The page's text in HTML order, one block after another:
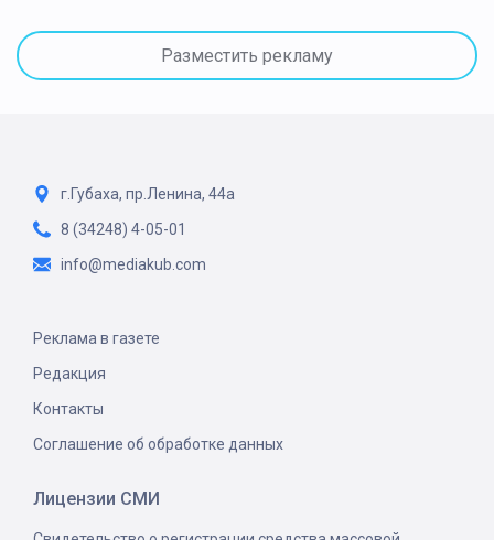
Разместить рекламу
г.Губаха, пр.Ленина, 44а
8 (34248) 4-05-01
info@mediakub.com
Реклама в газете
Редакция
Контакты
Соглашение об обработке данных
Лицензии СМИ